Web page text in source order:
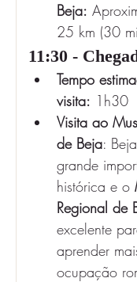
Beja:
25 km (30
11:30 -
Tempo
visita: 1h30
Visita ao
de Beja:
grande
histórica e o
Regional de
excelente
aprender
ocupação